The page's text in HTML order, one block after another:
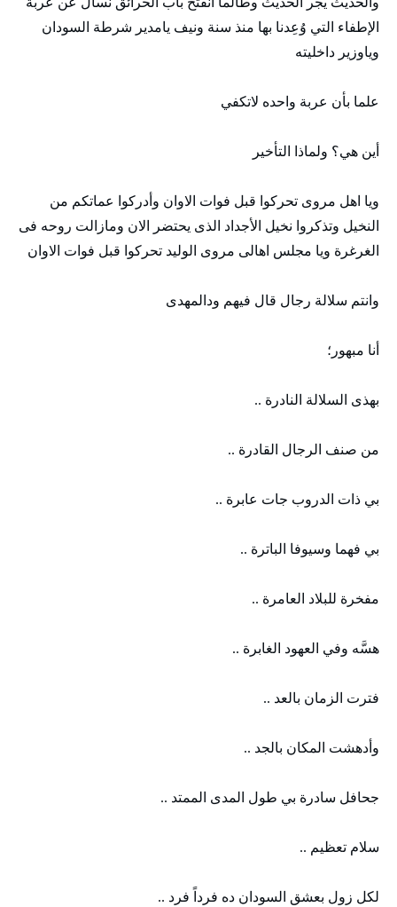
الإطفاء التي وُعِدنا بها منذ سنة ونيف يامدير شرطة السودان
وياوزير داخليته
علما بأن عربة واحده لاتكفي
أين هي؟ ولماذا التأخير
ويا اهل مروى تحركوا قبل فوات الاوان وأدركوا عماتكم من
النخيل وتذكروا نخيل الأجداد الذى يحتضر الان ومازالت روحه فى
الغرغرة ويا مجلس اهالى مروى الوليد تحركوا قبل فوات الاوان
وانتم سلالة رجال قال فيهم ودالمهدى
أنا مبهور؛
بهذى السلالة النادرة ..
من صنف الرجال القادرة ..
بي ذات الدروب جات عابرة ..
بي فهما وسيوفا الباترة ..
مفخرة للبلاد العامرة ..
هسَّه وفي العهود الغابرة ..
فترت الزمان بالعد ..
وأدهشت المكان بالجد ..
جحافل سادرة بي طول المدى الممتد ..
سلام تعظيم ..
لكل زول بعشق السودان ده فرداً فرد ..